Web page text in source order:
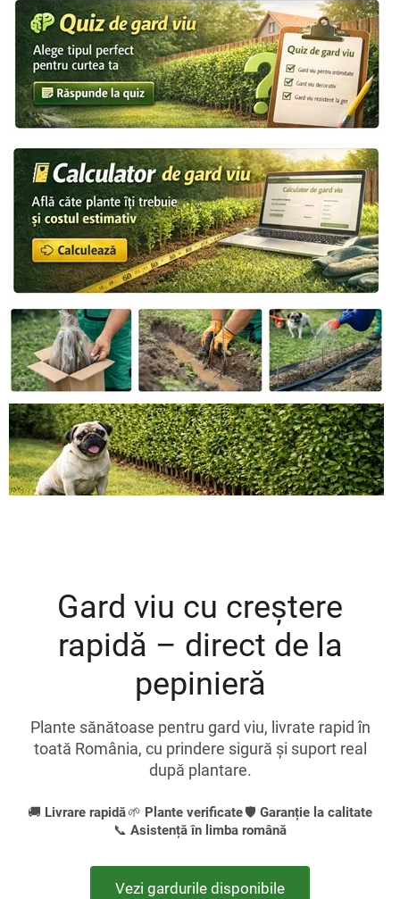
Gard viu cu creștere
rapidă – direct de la
pepinieră
Plante sănătoase pentru gard viu, livrate rapid în
toată România, cu prindere sigură și suport real
după plantare.
🚚 Livrare rapidă🌱 Plante verificate🛡️ Garanție la calitate
📞 Asistență în limba română
Vezi gardurile disponibile